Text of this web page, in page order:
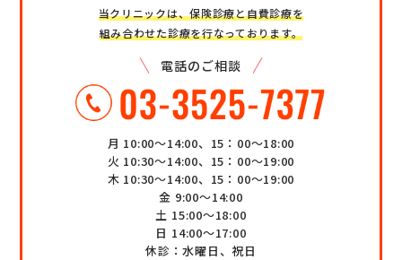
当クリニックは、保険診療と自費診療を
組み合わせた診療を行なっております。
電話のご相談
月 10:00～14:00、15：00～18:00
火 10:30～14:00、15：00～19:00
木 10:30～14:00、15：00～19:00
金 9:00～14:00
土 15:00～18:00
日 14:00～17:00
休診：水曜日、祝日